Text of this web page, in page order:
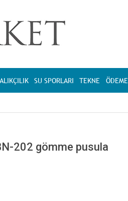
SU SPORLARI TEKNE
202 gömme pusula